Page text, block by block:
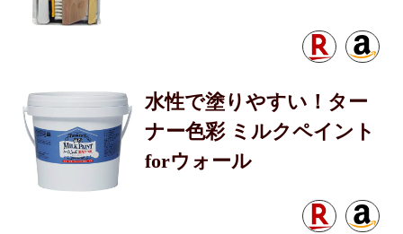
水性で塗りやすい！ター
ナー色彩 ミルクペイント
forウォール